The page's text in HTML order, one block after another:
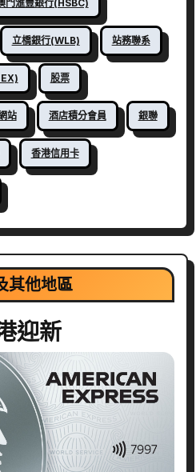
門滙豐銀行(HSBC)
立橋銀行(WLB) 站務聯系
股票
站 酒店積分會員 銀聯
香港信用卡
其他地區
迎新